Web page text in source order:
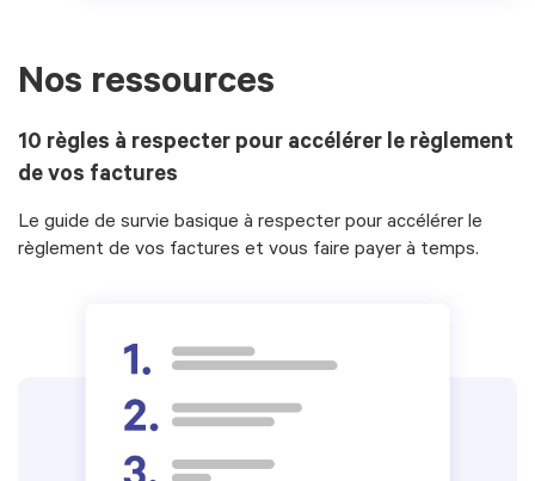
Nos ressources
10 règles à respecter pour accélérer le règlement
de vos factures
Le guide de survie basique à respecter pour accélérer le
règlement de vos factures et vous faire payer à temps.